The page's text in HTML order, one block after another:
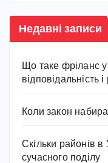
Недавні записи
Що таке фріланс
відповідальність
Коли закон
Скільки районів в
сучасного поділу